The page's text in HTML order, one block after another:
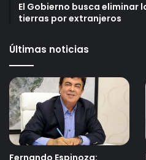
El Gobierno busca eliminar
tierras por extranjeros
Últimas noticias
Fernando Espinoza: